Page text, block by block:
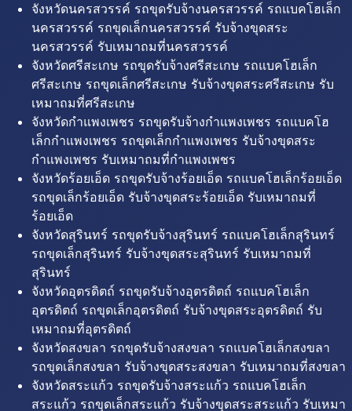
จังหวัดนครสวรรค์ รถขุดรับจ้างนครสวรรค์ รถแบคโฮเล็ก
นครสวรรค์ รถขุดเล็กนครสวรรค์ รับจ้างขุดสระ
นครสวรรค์ รับเหมาถมที่นครสวรรค์
จังหวัดศรีสะเกษ รถขุดรับจ้างศรีสะเกษ รถแบคโฮเล็ก
ศรีสะเกษ รถขุดเล็กศรีสะเกษ รับจ้างขุดสระศรีสะเกษ รับ
เหมาถมที่ศรีสะเกษ
จังหวัดกำแพงเพชร รถขุดรับจ้างกำแพงเพชร รถแบคโฮ
เล็กกำแพงเพชร รถขุดเล็กกำแพงเพชร รับจ้างขุดสระ
กำแพงเพชร รับเหมาถมที่กำแพงเพชร
จังหวัดร้อยเอ็ด รถขุดรับจ้างร้อยเอ็ด รถแบคโฮเล็กร้อยเอ็ด
รถขุดเล็กร้อยเอ็ด รับจ้างขุดสระร้อยเอ็ด รับเหมาถมที่
ร้อยเอ็ด
จังหวัดสุรินทร์ รถขุดรับจ้างสุรินทร์ รถแบคโฮเล็กสุรินทร์
รถขุดเล็กสุรินทร์ รับจ้างขุดสระสุรินทร์ รับเหมาถมที่
สุรินทร์
จังหวัดอุตรดิตถ์ รถขุดรับจ้างอุตรดิตถ์ รถแบคโฮเล็ก
อุตรดิตถ์ รถขุดเล็กอุตรดิตถ์ รับจ้างขุดสระอุตรดิตถ์ รับ
เหมาถมที่อุตรดิตถ์
จังหวัดสงขลา รถขุดรับจ้างสงขลา รถแบคโฮเล็กสงขลา
รถขุดเล็กสงขลา รับจ้างขุดสระสงขลา รับเหมาถมที่สงขลา
จังหวัดสระแก้ว รถขุดรับจ้างสระแก้ว รถแบคโฮเล็ก
สระแก้ว รถขุดเล็กสระแก้ว รับจ้างขุดสระสระแก้ว รับเหมา